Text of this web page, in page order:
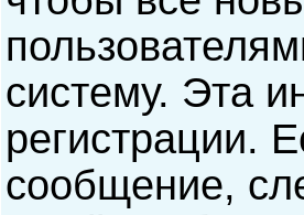
систему. Эта
регистрации.
сообщение,